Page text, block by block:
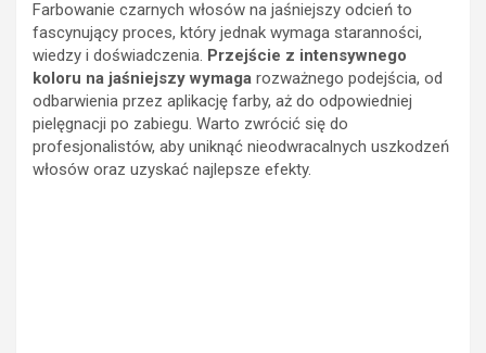
Farbowanie czarnych włosów na jaśniejszy odcień to
fascynujący proces, który jednak wymaga staranności,
wiedzy i doświadczenia. Przejście z intensywnego
koloru na jaśniejszy wymaga rozważnego podejścia, od
odbarwienia przez aplikację farby, aż do odpowiedniej
pielęgnacji po zabiegu. Warto zwrócić się do
profesjonalistów, aby uniknąć nieodwracalnych uszkodzeń
włosów oraz uzyskać najlepsze efekty.